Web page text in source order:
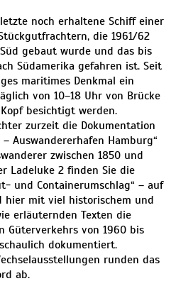
letzte noch erhaltene Schiff einer
die 1961/62
gebaut wurde und das bis
Südamerika gefahren ist. Seit
maritimes Denkmal ein
von 10–18 Uhr von Brücke
besichtigt werden.
zurzeit die Dokumentation
Auswandererhafen Hamburg“
zwischen 1850 und
Ladeluke 2 finden Sie die
und Containerumschlag“ – auf
hier mit viel historischem und
erläuternden Texten die
Güterverkehrs von 1960 bis
dokumentiert.
runden das
ab.